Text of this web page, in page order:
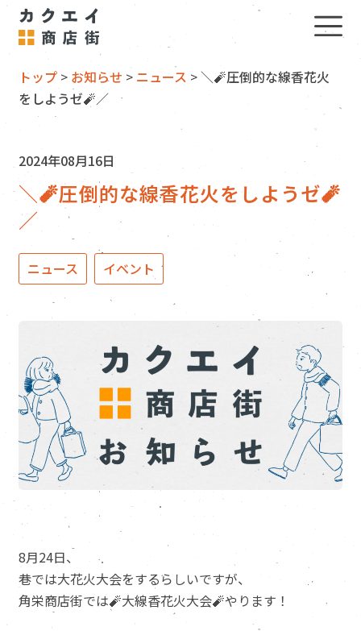
トップ > お知らせ > ニュース >＼🧨圧倒的な線香花火
をしようゼ🧨／
2024年08月16日
＼🧨圧倒的な線香花火をしようゼ🧨
／
ニュース イベント
8月24日、
巷では大花火大会をするらしいですが、
角栄商店街では🧨大線香花火大会🧨やります！